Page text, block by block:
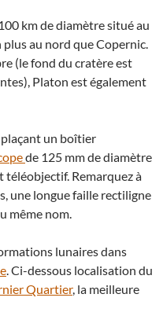
km de diamètre situé au
au nord que Copernic.
(le fond du cratère est
Platon est également
plaçant un boîtier
de 125 mm de diamètre
téléobjectif. Remarquez à
une longue faille rectiligne
même nom.
lunaires dans
. Ci-dessous localisation du
Quartier, la meilleure